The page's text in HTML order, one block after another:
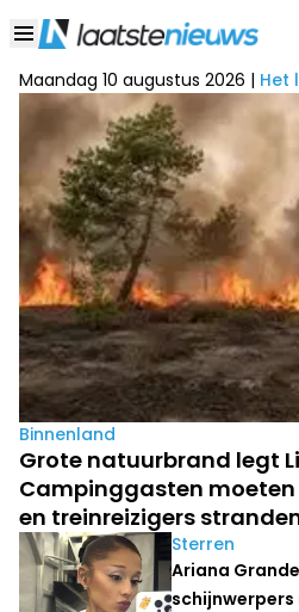
Maandag 10 augustus 2026 | Het
Binnenland
Grote natuurbrand legt
Campinggasten
en treinreizigers
Sterren
Ariana